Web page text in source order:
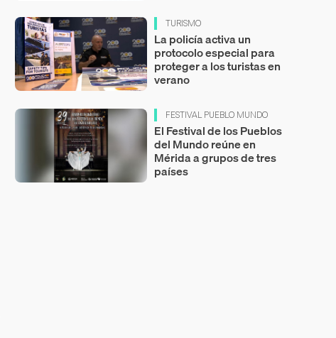
TURISMO
La policía activa un
protocolo especial para
proteger a los turistas en
verano
FESTIVAL PUEBLO MUNDO
El Festival de los Pueblos
del Mundo reúne en
Mérida a grupos de tres
países